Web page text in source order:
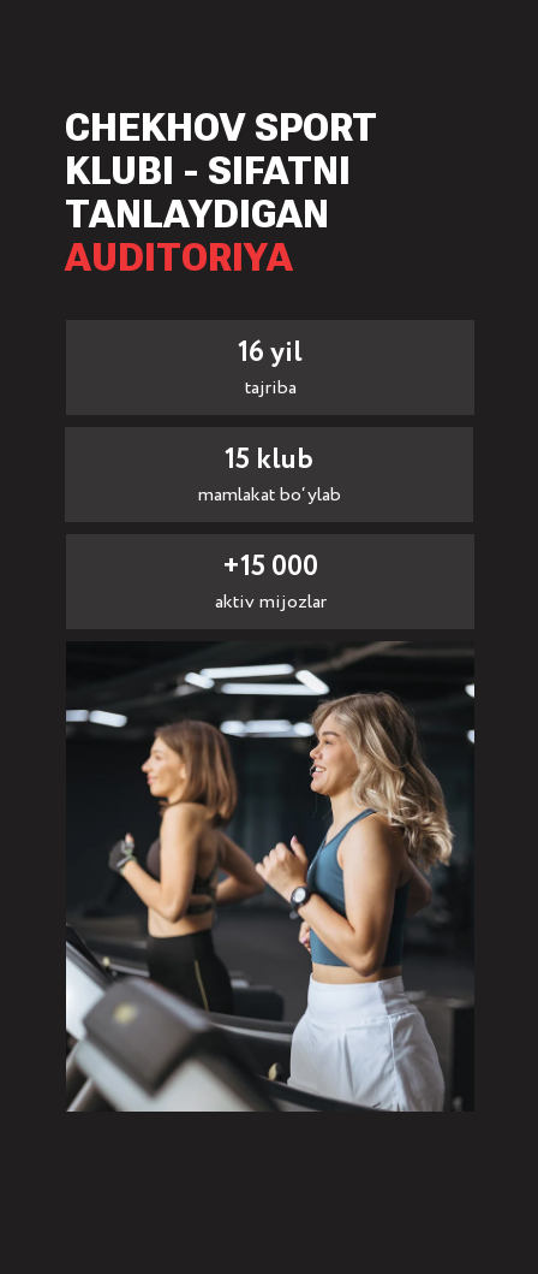
CHEKHOV SPORT
KLUBI - SIFATNI
TANLAYDIGAN
AUDITORIYA
16 yil
tajriba
15 klub
mamlakat bo‘ylab
+15 000
aktiv mijozlar